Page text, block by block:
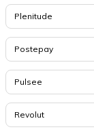
Plenitude
Postepay
Pulsee
Revolut